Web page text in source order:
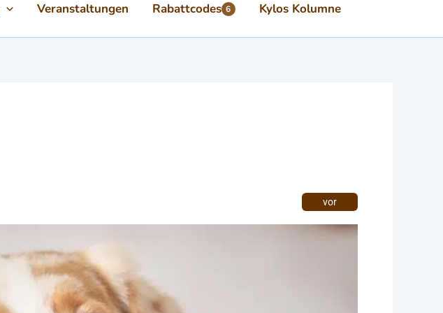
Veranstaltungen Rabattcodes 6 Kylos Kolumne